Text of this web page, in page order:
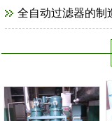
全自动过滤器的制